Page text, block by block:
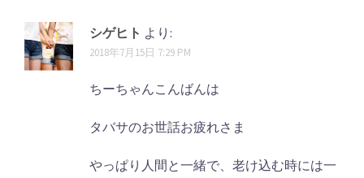
シゲヒト より:
2018年7月15日 7:29 PM
ちーちゃんこんばんは
タバサのお世話お疲れさま
やっぱり人間と一緒で、老け込む時には一